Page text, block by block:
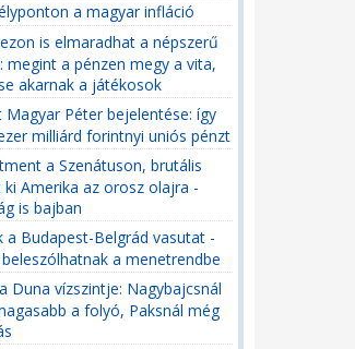
a magyar infláció
is elmaradhat a népszerű
megint a pénzen megy a vita,
akarnak a játékosok
Magyar Péter bejelentése: így
milliárd forintnyi uniós pénzt
a Szenátuson, brutális
Amerika az orosz olajra -
is bajban
a Budapest-Belgrád vasutat -
a menetrendbe
Duna vízszintje: Nagybajcsnál
a folyó, Paksnál még